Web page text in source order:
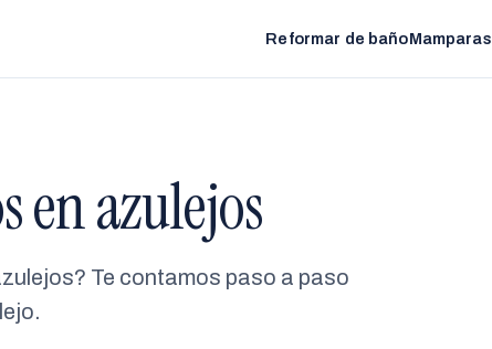
Reformar de bañoMamparas
en azulejos
Te contamos paso a paso